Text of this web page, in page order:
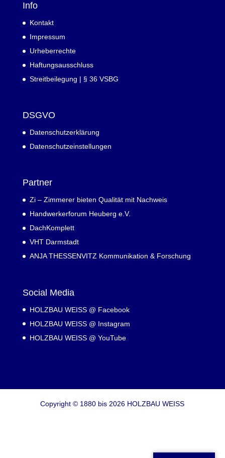
Info
Kontakt
Impressum
Urheberrechte
Haftungsausschluss
Streitbeilegung | § 36 VSBG
DSGVO
Datenschutzerklärung
Datenschutzeinstellungen
Partner
Zi – Zimmerer bieten Qualität mit Nachweis
Handwerkerforum Heuberg e.V.
DachKomplett
VHT Darmstadt
ANJA THESSENVITZ Kommunikation & Forschung
Social Media
HOLZBAU WEISS @ Facebook
HOLZBAU WEISS @ Instagram
HOLZBAU WEISS @ YouTube
Copyright © 1880 bis 2026 HOLZBAU WEISS